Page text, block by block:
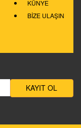
KÜNYE
BİZE ULAŞIN
KAYIT OL